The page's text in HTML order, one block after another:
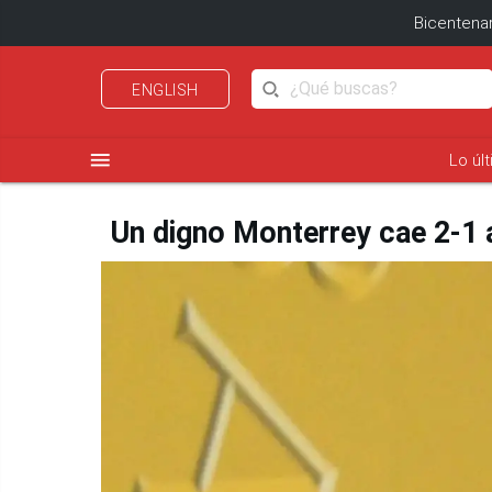
ENGLISH
menu Lo
Un digno Monterrey cae 2-1